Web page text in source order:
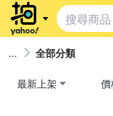
全部分類
最新上架